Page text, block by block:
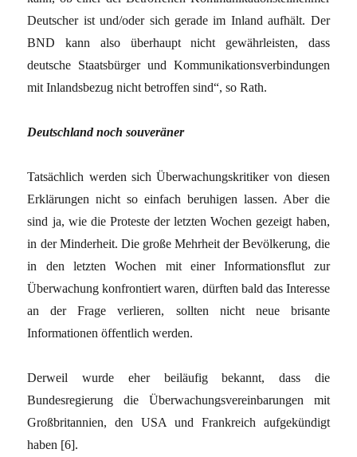
Deutscher ist und/oder sich gerade im Inland aufhält. Der
BND kann also überhaupt nicht gewährleisten, dass
deutsche Staatsbürger und Kommunikationsverbindungen
mit Inlandsbezug nicht betroffen sind“, so Rath.
Deutschland noch souveräner
Tatsächlich werden sich Überwachungskritiker von diesen
Erklärungen nicht so einfach beruhigen lassen. Aber die
sind ja, wie die Proteste der letzten Wochen gezeigt haben,
in der Minderheit. Die große Mehrheit der Bevölkerung, die
in den letzten Wochen mit einer Informationsflut zur
Überwachung konfrontiert waren, dürften bald das Interesse
an der Frage verlieren, sollten nicht neue brisante
Informationen öffentlich werden.
Derweil wurde eher beiläufig bekannt, dass die
Bundesregierung die Überwachungsvereinbarungen mit
Großbritannien, den USA und Frankreich aufgekündigt
haben [6].